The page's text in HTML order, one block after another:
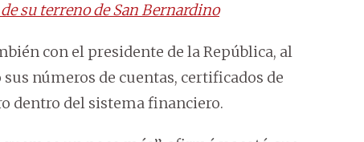
su terreno de San Bernardino
con el presidente de la República, al
números de cuentas, certificados de
dentro del sistema financiero.